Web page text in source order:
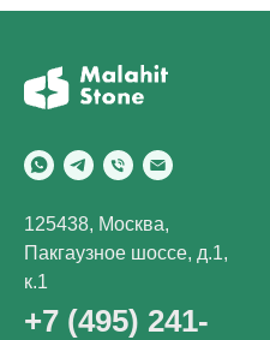
125438, Москва,
Пакгаузное шоссе, д.1,
к.1
+7 (495) 241-